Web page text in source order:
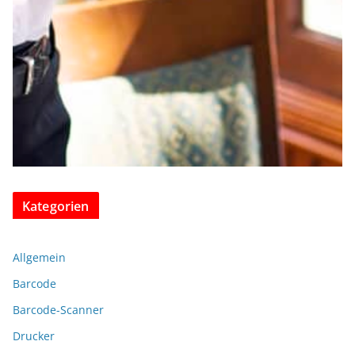
Kategorien
Allgemein
Barcode
Barcode-Scanner
Drucker